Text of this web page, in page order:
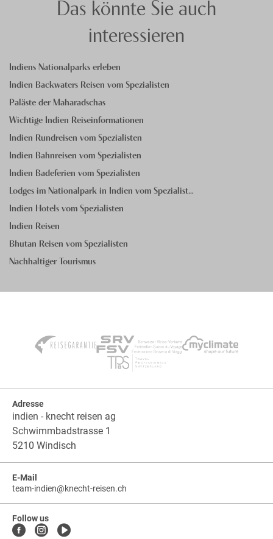
Das könnte Sie auch
interessieren
Indiens Nationalparks erleben
Indien Backwaters Reisen vom Spezialisten
Paläste der Maharadschas
Wichtige Indien Reiseinformationen
Indien Rundreisen vom Spezialisten
Indien Bahnreisen vom Spezialisten
Indien Badeferien vom Spezialisten
Lodges im Nationalpark in Indien vom Spezialist…
Indien Hotels vom Spezialisten
Indien Reisen
Bhutan Reisen vom Spezialisten
Nachhaltiger Tourismus
Adresse
indien - knecht reisen ag
Schwimmbadstrasse 1
5210 Windisch
E-Mail
team-indien@knecht-reisen.ch
Follow us